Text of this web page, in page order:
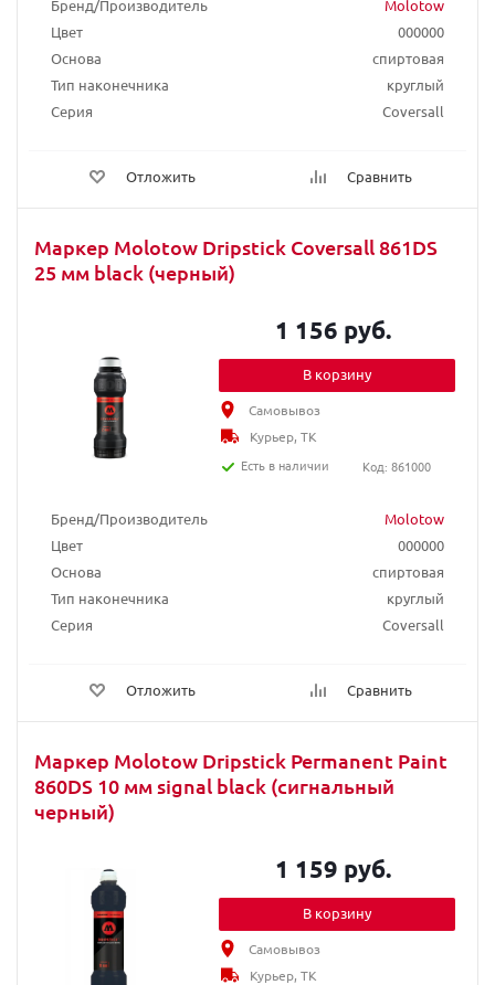
Бренд/Производитель
Molotow
Цвет
000000
Основа
спиртовая
Тип наконечника
круглый
Серия
Coversall
Отложить Сравнить
Маркер Molotow Dripstick Coversall 861DS
25 мм black (черный)
Бренд/Производитель
Molotow
Цвет
000000
Основа
спиртовая
Тип наконечника
круглый
Серия
Coversall
Отложить Сравнить
1 156 руб.
В корзину
Самовывоз
Курьер, ТК
Есть в наличии
Код: 861000
Маркер Molotow Dripstick Permanent Paint
860DS 10 мм signal black (сигнальный
черный)
1 159 руб.
В корзину
Самовывоз
Курьер, ТК